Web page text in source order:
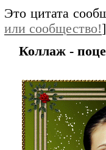
Это цитата
или сообщество!]
Коллаж -